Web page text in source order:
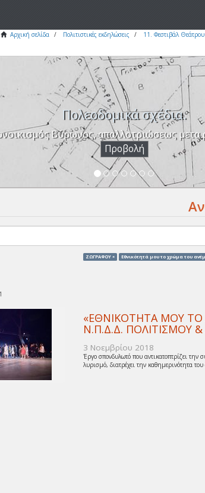
Αρχική σελίδα Πολιτιστικές εκδηλώσεις 11. Φεστιβάλ Θεάτρου
Πολεοδομικά σχέδια.
Βύρωνος, απαλλοτριώσεως μετα
Προβολή
ΖΩΓΡΑΦΟΥ × Eθνικότητά μου το χρώμα του
«ΕΘΝΙΚΟΤΗΤΑ ΜΟΥ ΤΟ
Ν.Π.Δ.Δ. ΠΟΛΙΤΙΣΜΟΥ
3 Νοεμβρίου 2018
Έργο σπονδυλωτό που αντικατοπτρίζει
λυρισμό, διατρέχει την καθημερινότητα